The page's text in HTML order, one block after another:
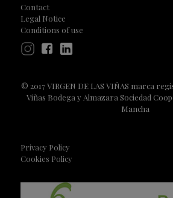
Contact
Legal Notice
Conditions of use
© 2017 VIRGEN DE LAS VIÑAS marca
Viñas Bodega y Almazara Sociedad
Mancha
Privacy Policy
Cookies Policy